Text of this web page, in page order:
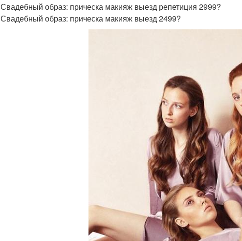
Свадебный образ: прическа макияж выезд репетиция 2999?
Свадебный образ: прическа макияж выезд 2499?